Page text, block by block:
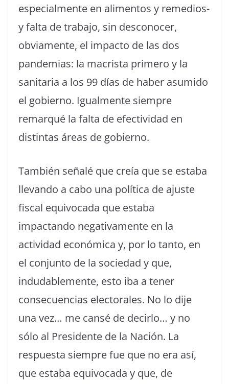
especialmente en alimentos y remedios-
y falta de trabajo, sin desconocer,
obviamente, el impacto de las dos
pandemias: la macrista primero y la
sanitaria a los 99 días de haber asumido
el gobierno. Igualmente siempre
remarqué la falta de efectividad en
distintas áreas de gobierno.
También señalé que creía que se estaba
llevando a cabo una política de ajuste
fiscal equivocada que estaba
impactando negativamente en la
actividad económica y, por lo tanto, en
el conjunto de la sociedad y que,
indudablemente, esto iba a tener
consecuencias electorales. No lo dije
una vez… me cansé de decirlo… y no
sólo al Presidente de la Nación. La
respuesta siempre fue que no era así,
que estaba equivocada y que, de